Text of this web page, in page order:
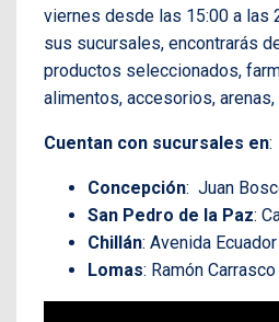
viernes desde las 15:00 a las
sus sucursales, encontrarás
productos seleccionados,
alimentos, accesorios,
Cuentan con sucursales en:
Concepción: Juan
San Pedro de la Paz:
Chillán: Avenida
Lomas: Ramón